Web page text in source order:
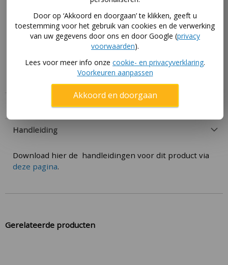
Bekleding wasbaar op 30-40 graden in een
wasmachine.
Bouwpakket incl handleiding voor de montage.
Voldoet aan EN1176-1/2 norm. Daardoor geschikt voor
o.a. kinderdagverblijven.
Specificaties
Handleiding
Download hier de handleidingen voor dit product via
deze pagina.
Gerelateerde producten
Door op ‘Akkoord en doorgaan’ te klikken, geeft u
toestemming voor het gebruik van cookies en de verwerking
van uw gegevens door ons en door Google (privacy
voorwaarden).
Lees voor meer info onze cookie- en privacyverklaring.
Voorkeuren aanpassen
Akkoord en doorgaan